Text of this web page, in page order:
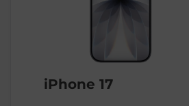
iPhone 17